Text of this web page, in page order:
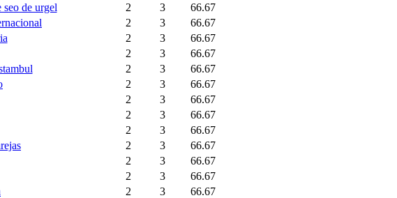
seo de urgel 2 3
66.67
2 3
66.67
2 3
66.67
2 3
66.67
2 3
66.67
2 3
66.67
2 3
66.67
2 3
66.67
2 3
66.67
2 3
66.67
2 3
66.67
2 3
66.67
2 3
66.67